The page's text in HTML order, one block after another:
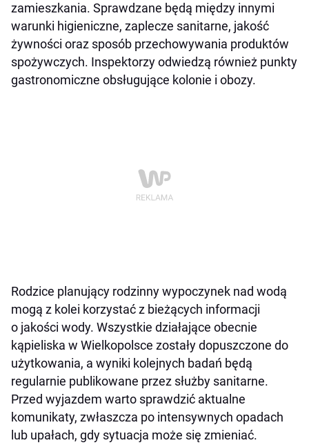
zamieszkania. Sprawdzane będą między innymi
warunki higieniczne, zaplecze sanitarne, jakość
żywności oraz sposób przechowywania produktów
spożywczych. Inspektorzy odwiedzą również punkty
gastronomiczne obsługujące kolonie i obozy.
Rodzice planujący rodzinny wypoczynek nad wodą
mogą z kolei korzystać z bieżących informacji
o jakości wody. Wszystkie działające obecnie
kąpieliska w Wielkopolsce zostały dopuszczone do
użytkowania, a wyniki kolejnych badań będą
regularnie publikowane przez służby sanitarne.
Przed wyjazdem warto sprawdzić aktualne
komunikaty, zwłaszcza po intensywnych opadach
lub upałach, gdy sytuacja może się zmieniać.